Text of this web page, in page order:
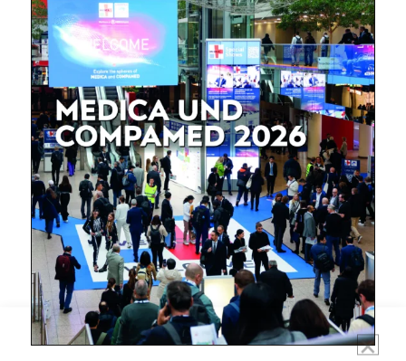
Mit dem |transkript-Newsletter
jede Woche aktuell informiert.
E-
Mail
(erforderlich)